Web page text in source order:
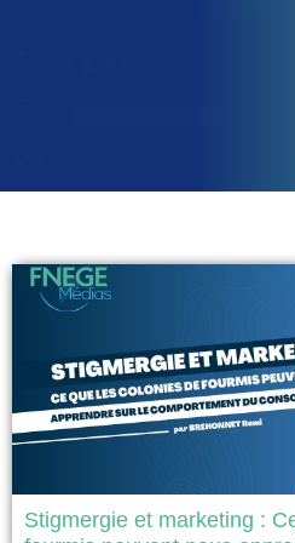
Stigmergie et marketing :